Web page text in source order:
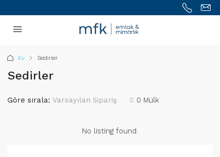
Ev Sedirler
Sedirler
0 Mülk
Göre sırala: Varsayılan Sipariş
No listing found.